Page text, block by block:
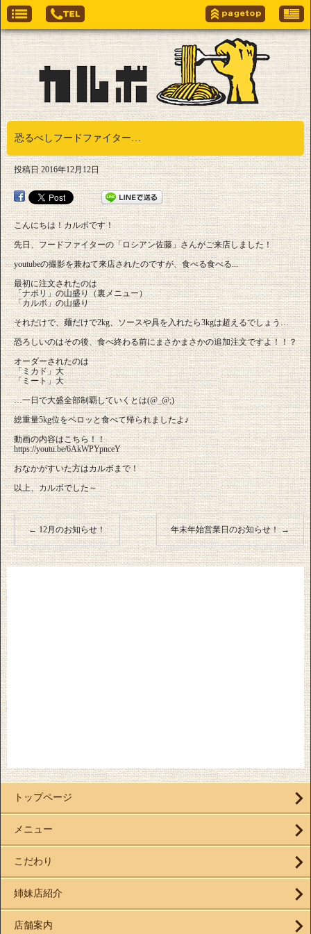
恐るべしフードファイター…
投稿日 2016年12月12日
こんにちは！カルボです！
先日、フードファイターの「ロシアン佐藤」さんがご来店しました！
youtubeの撮影を兼ねて来店されたのですが、食べる食べる...
最初に注文されたのは
「ナポリ」の山盛り（裏メニュー）
「カルボ」の山盛り
それだけで、麺だけで2kg、ソースや具を入れたら3kgは超えるでしょう…
恐ろしいのはその後、食べ終わる前にまさかまさかの追加注文ですよ！！？
オーダーされたのは
「ミカド」大
「ミート」大
…一日で大盛全部制覇していくとは(@_@;)
総重量5kg位をペロッと食べて帰られましたよ♪
動画の内容はこちら！！
https://youtu.be/6AkWPYpnceY
おなかがすいた方はカルボまで！
以上、カルボでした～
←12月のお知らせ！ 年末年始営業日のお知らせ！→
トップページ
メニュー
こだわり
姉妹店紹介
店舗案内